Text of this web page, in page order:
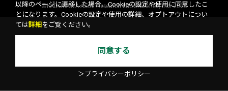
©KADOKAWA ASCII Research Laboratories, Inc. 2026
以降のページに遷移した場合、Cookieの設定や使用に同意したこ
とになります。Cookieの設定や使用の詳細、オプトアウトについ
ては詳細 をご覧ください。
同意する
＞プライバシーポリシー